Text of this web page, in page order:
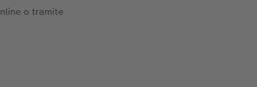
o tramite